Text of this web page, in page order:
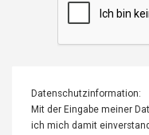
Datenschutzinformation:
Mit der Eingabe meiner
ich mich damit